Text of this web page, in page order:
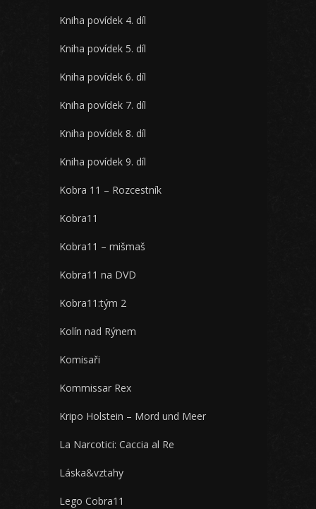
Kniha povídek 4. díl
Kniha povídek 5. díl
Kniha povídek 6. díl
Kniha povídek 7. díl
Kniha povídek 8. díl
Kniha povídek 9. díl
Kobra 11 – Rozcestník
Kobra11
Kobra11 – mišmaš
Kobra11 na DVD
Kobra11:tým 2
Kolín nad Rýnem
Komisaři
Kommissar Rex
Kripo Holstein – Mord und Meer
La Narcotici: Caccia al Re
Láska&vztahy
Lego Cobra11